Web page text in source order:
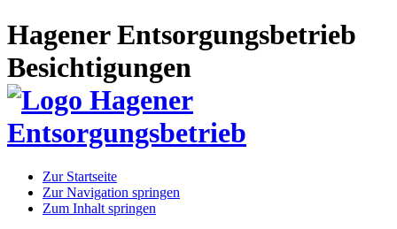
Hagener Entsorgungsbetrieb
Besichtigungen
Zur Startseite
Zur Navigation springen
Zum Inhalt springen